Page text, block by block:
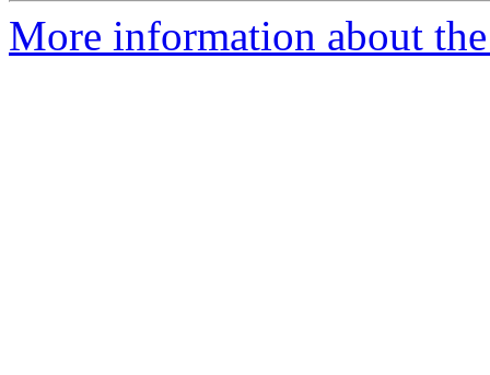
More information about